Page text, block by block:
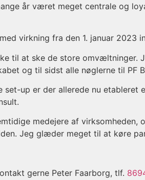
år været meget centrale og
virkning fra den 1. januar
til at ske de store
og til sidst alle nøglerne til PF
up er der allerede nu etableret
medejere af
Jeg glæder meget til at køre
gerne Peter Faarborg, tlf.